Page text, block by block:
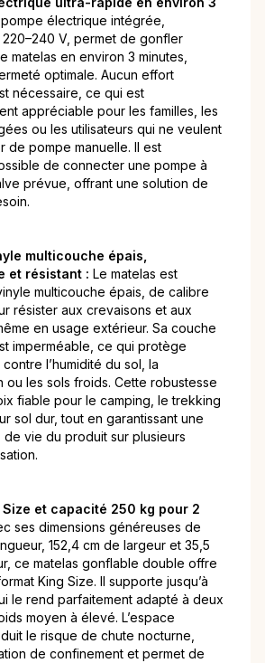
électrique intégrée,
V, permet de gonfler
matelas en environ 3 minutes,
optimale. Aucun effort
nécessaire, ce qui est
appréciable pour les familles, les
ou les utilisateurs qui ne veulent
de pompe manuelle. Il est
de connecter une pompe à
prévue, offrant une solution de
multicouche épais,
et résistant : Le matelas est
multicouche épais, de calibre
résister aux crevaisons et aux
en usage extérieur. Sa couche
imperméable, ce qui protège
l’humidité du sol, la
ou les sols froids. Cette robustesse
fiable pour le camping, le trekking
sol dur, tout en garantissant une
vie du produit sur plusieurs
Size et capacité 250 kg pour 2
ses dimensions généreuses de
152,4 cm de largeur et 35,5
ce matelas gonflable double offre
King Size. Il supporte jusqu’à
le rend parfaitement adapté à deux
moyen à élevé. L’espace
le risque de chute nocturne,
de confinement et permet de